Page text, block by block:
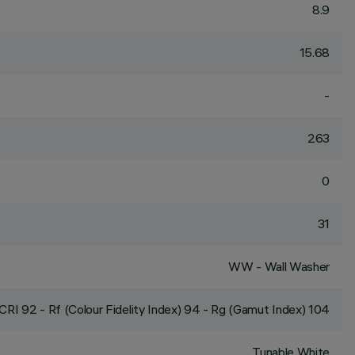
8.9
15.68
-
263
0
31
WW - Wall Washer
92 - Rf (Colour Fidelity Index) 94 - Rg (Gamut Index) 104
Tunable White